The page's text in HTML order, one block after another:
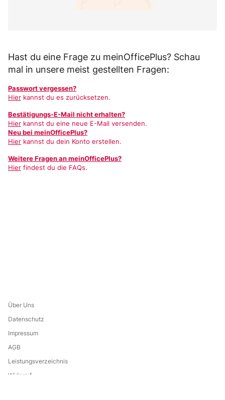
Hast du eine Frage zu meinOfficePlus? Schau
mal in unsere meist gestellten Fragen:
Passwort vergessen?
Hier kannst du es zurücksetzen.
Bestätigungs-E-Mail nicht erhalten?
Hier kannst du eine neue E-Mail versenden.
Neu bei meinOfficePlus?
Hier kannst du dein Konto erstellen.
Weitere Fragen an meinOfficePlus?
Hier findest du die FAQs.
Über Uns
Datenschutz
Impressum
AGB
Leistungsverzeichnis
Widerruf